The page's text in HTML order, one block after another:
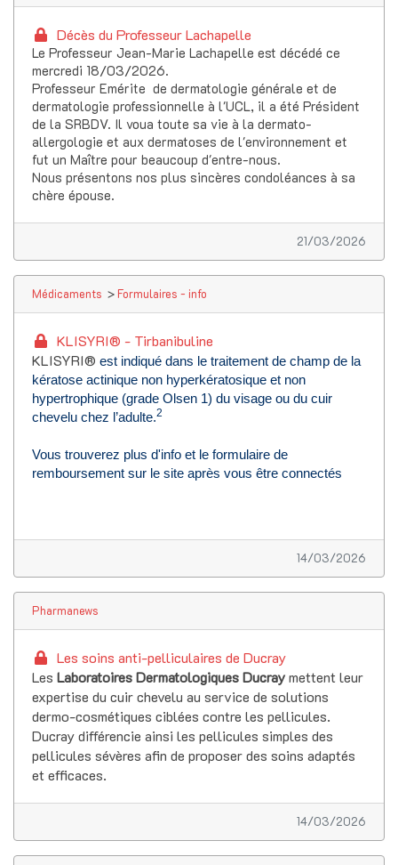
Décès du Professeur Lachapelle
Le Professeur Jean-Marie Lachapelle est décédé ce
mercredi 18/03/2026.
Professeur Emérite de dermatologie générale et de
dermatologie professionnelle à l'UCL, il a été Président
de la SRBDV. Il voua toute sa vie à la dermato-
allergologie et aux dermatoses de l'environnement et
fut un Maître pour beaucoup d'entre-nous.
Nous présentons nos plus sincères condoléances à sa
chère épouse.
21/03/2026
Médicaments > Formulaires - info
KLISYRI® - Tirbanibuline
KLISYRI® est indiqué dans le traitement de champ de la
kératose actinique non hyperkératosique et non
hypertrophique (grade Olsen 1) du visage ou du cuir
chevelu chez l’adulte.2
Vous trouverez plus d'info et le formulaire de
remboursement sur le site après vous être connectés
14/03/2026
Pharmanews
Les soins anti-pelliculaires de Ducray
Les Laboratoires Dermatologiques Ducraymettent leur
expertise du cuir chevelu au service de solutions
dermo-cosmétiques ciblées contre les pellicules.
Ducray différencie ainsi les pellicules simples des
pellicules sévères afin de proposer des soins adaptés
et efficaces.
14/03/2026